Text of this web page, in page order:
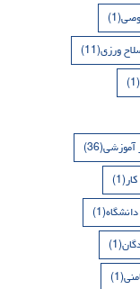
(1)
ورزی(11)
(1)
آموزشی(36)
(1)
(1)
(1)
(1)